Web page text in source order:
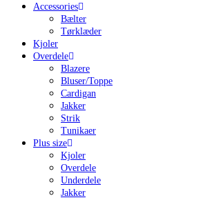
Accessories
Bælter
Tørklæder
Kjoler
Overdele
Blazere
Bluser/Toppe
Cardigan
Jakker
Strik
Tunikaer
Plus size
Kjoler
Overdele
Underdele
Jakker